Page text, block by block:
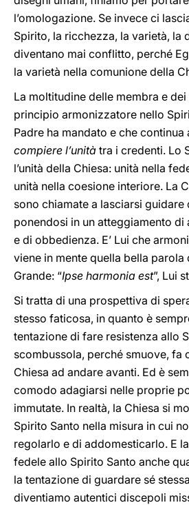
l’omologazione. Se invece ci
Spirito, la ricchezza, la varietà, la
diventano mai conflitto, perché
la varietà nella comunione della
La moltitudine delle membra e
principio armonizzatore nello
Padre ha mandato e che continua
compiere l’unità tra i credenti. Lo
l’unità della Chiesa: unità nella
unità nella coesione interiore. La
sono chiamate a lasciarsi guidare
ponendosi in un atteggiamento
e di obbedienza. E’ Lui che
viene in mente quella bella parola
Grande: “Ipse harmonia est”, Lui
Si tratta di una prospettiva di
stesso faticosa, in quanto è
tentazione di fare resistenza allo
scombussola, perché smuove, fa
Chiesa ad andare avanti. Ed è
comodo adagiarsi nelle proprie
immutate. In realtà, la Chiesa si
Spirito Santo nella misura in cui
regolarlo e di addomesticarlo. E
fedele allo Spirito Santo anche
la tentazione di guardare sé
diventiamo autentici discepoli